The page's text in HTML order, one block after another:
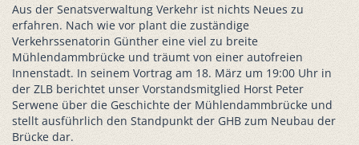
Aus der Senatsverwaltung Verkehr ist nichts Neues zu
erfahren. Nach wie vor plant die zuständige
Verkehrssenatorin Günther eine viel zu breite
Mühlendammbrücke und träumt von einer autofreien
Innenstadt. In seinem Vortrag am 18. März um 19:00 Uhr in
der ZLB berichtet unser Vorstandsmitglied Horst Peter
Serwene über die Geschichte der Mühlendammbrücke und
stellt ausführlich den Standpunkt der GHB zum Neubau der
Brücke dar.